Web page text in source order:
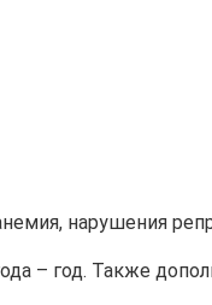
нарушения
– год. Также